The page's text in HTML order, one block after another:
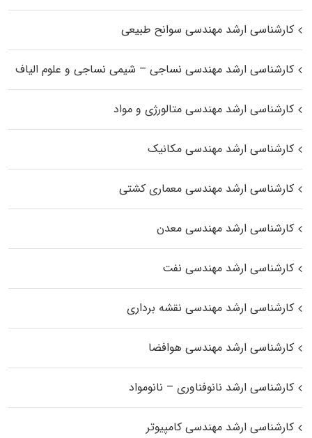
کارشناسی ارشد مهندسی سوانح طبیعی
کارشناسی ارشد مهندسی نساجی – شیمی نساجی و علوم الیاف
کارشناسی ارشد مهندسی متالورژی و مواد
کارشناسی ارشد مهندسی مکانیک
کارشناسی ارشد مهندسی معماری کشتی
کارشناسی ارشد مهندسی معدن
کارشناسی ارشد مهندسی نفت
کارشناسی ارشد مهندسی نقشه برداری
کارشناسی ارشد مهندسی هوافضا
کارشناسی ارشد نانوفناوری – نانومواد
کارشناسی ارشد مهندسی کامپیوتر